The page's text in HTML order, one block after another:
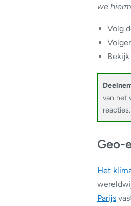
we
Volg
van het
Geo-
Het
Parijs